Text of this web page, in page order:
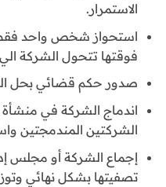
الاستمرار.
استحواز شخص واحد
فوقتها تتحول الشركة
صدور حكم قضائي بحل
اندماج الشركة في
الشركتين المندمجتين
إجماع الشركة أو مجلس
تصفيتها بشكل نهائي